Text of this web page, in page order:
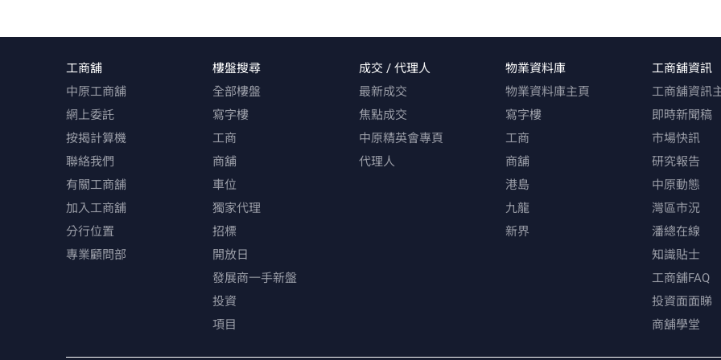
工商舖
中原工商舖
網上委託
按揭計算機
聯絡我們
有關工商舖
加入工商舖
分行位置
專業顧問部
樓盤搜尋
全部樓盤
寫字樓
工商
商舖
車位
獨家代理
招標
開放日
發展商一手新盤
投資
項目
成交 / 代理人
最新成交
焦點成交
中原精英會專頁
代理人
物業資料庫
物業資料庫主頁
寫字樓
工商
商舖
港島
九龍
新界
工商舖資訊
工商舖資訊
即時新聞稿
市場快訊
研究報告
中原動態
灣區市況
潘總在線
知識貼士
工商舖FAQ
投資面面睇
商舖學堂